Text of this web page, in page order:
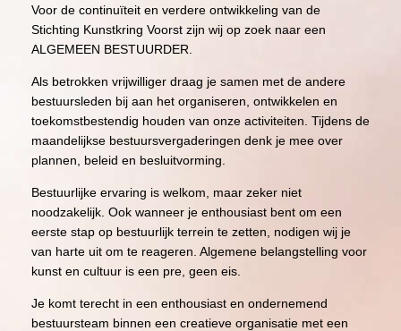
Voor de continuïteit en verdere ontwikkeling van de
Stichting Kunstkring Voorst zijn wij op zoek naar een
ALGEMEEN BESTUURDER.
Als betrokken vrijwilliger draag je samen met de andere
bestuursleden bij aan het organiseren, ontwikkelen en
toekomstbestendig houden van onze activiteiten. Tijdens de
maandelijkse bestuursvergaderingen denk je mee over
plannen, beleid en besluitvorming.
Bestuurlijke ervaring is welkom, maar zeker niet
noodzakelijk. Ook wanneer je enthousiast bent om een
eerste stap op bestuurlijk terrein te zetten, nodigen wij je
van harte uit om te reageren. Algemene belangstelling voor
kunst en cultuur is een pre, geen eis.
Je komt terecht in een enthousiast en ondernemend
bestuursteam binnen een creatieve organisatie met een